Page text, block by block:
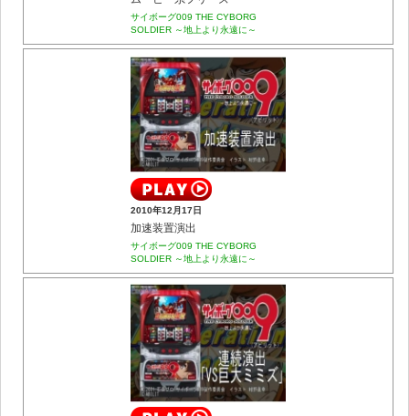
サイボーグ009 THE CYBORG
SOLDIER ～地上より永遠に～
2010年12月17日
加速装置演出
サイボーグ009 THE CYBORG
SOLDIER ～地上より永遠に～